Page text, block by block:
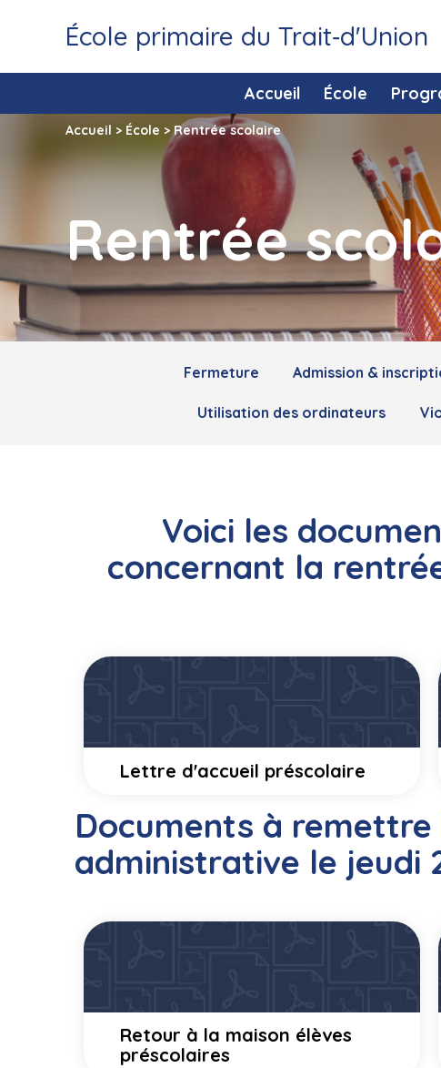
École primaire du Trait‑d'Union
Accueil École
Accueil > École >Rentrée scolaire
Rentrée
Fermeture Admission &
Utilisation des ordinateurs
Voici les
concernant la
Lettre d'accueil préscolaire
Documents à
administrative le jeudi
Retour à la maison élèves
préscolaires